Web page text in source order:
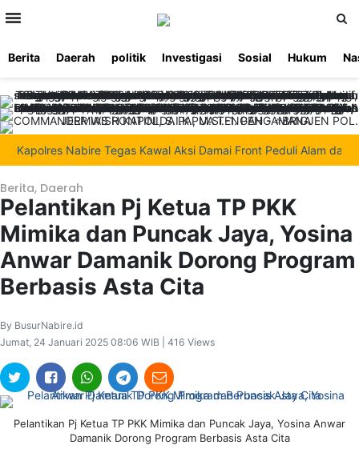
Layanan
Kami
Berita Daerah politik Investigasi Sosial Hukum
Nabire Tegas Kawal Aksi Damai Front Peduli Alam dan
Berita, Daerah
Pelantikan Pj Ketua TP PKK
Mimika dan Puncak Jaya, Yosina
Anwar Damanik Dorong Program
Berbasis Asta Cita
By BusurNabire.id
Jumat, 24 Januari 2025 08:06 WIB | 416 Views
Pelantikan Pj Ketua TP PKK Mimika dan Puncak Jaya, Yosina Anwar
Damanik Dorong Program Berbasis Asta Cita